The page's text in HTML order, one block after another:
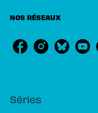
NOS RÉSEAUX
Séries